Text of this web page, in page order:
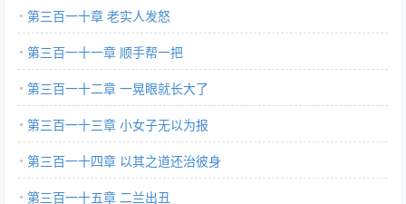
第三百一十章 老实人发怒
第三百一十一章 顺手帮一把
第三百一十二章 一晃眼就长大了
第三百一十三章 小女子无以为报
第三百一十四章 以其之道还治彼身
第三百一十五章 二兰出丑